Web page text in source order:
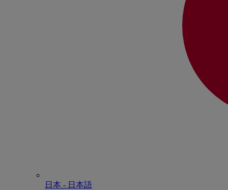
日本 - ⽇本語